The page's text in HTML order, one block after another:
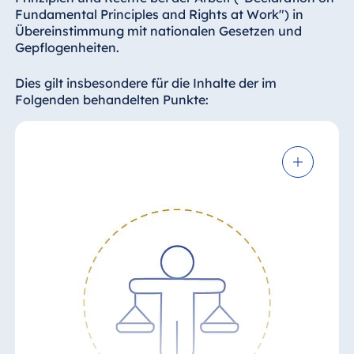
Spa Malta
Mauritius
Resort & Spa
Mauritius
Fundamental Principles and Rights at Work") in
Übereinstimmung mit nationalen Gesetzen und
Gepflogenheiten.
Dies gilt insbesondere für die Inhalte der im
Folgenden behandelten Punkte: